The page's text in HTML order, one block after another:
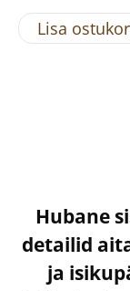
Lisa
Hubane
detailid
ja